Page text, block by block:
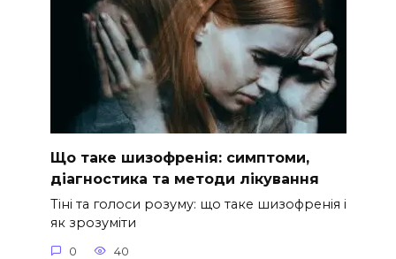
Що таке шизофренія: симптоми,
діагностика та методи лікування
Тіні та голоси розуму: що таке шизофренія і
як зрозуміти
0 40